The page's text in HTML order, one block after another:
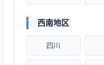
西南地区
四川